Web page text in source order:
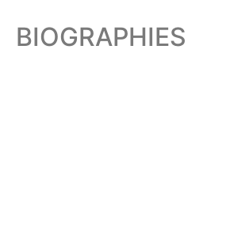
BIOGRAPHIES